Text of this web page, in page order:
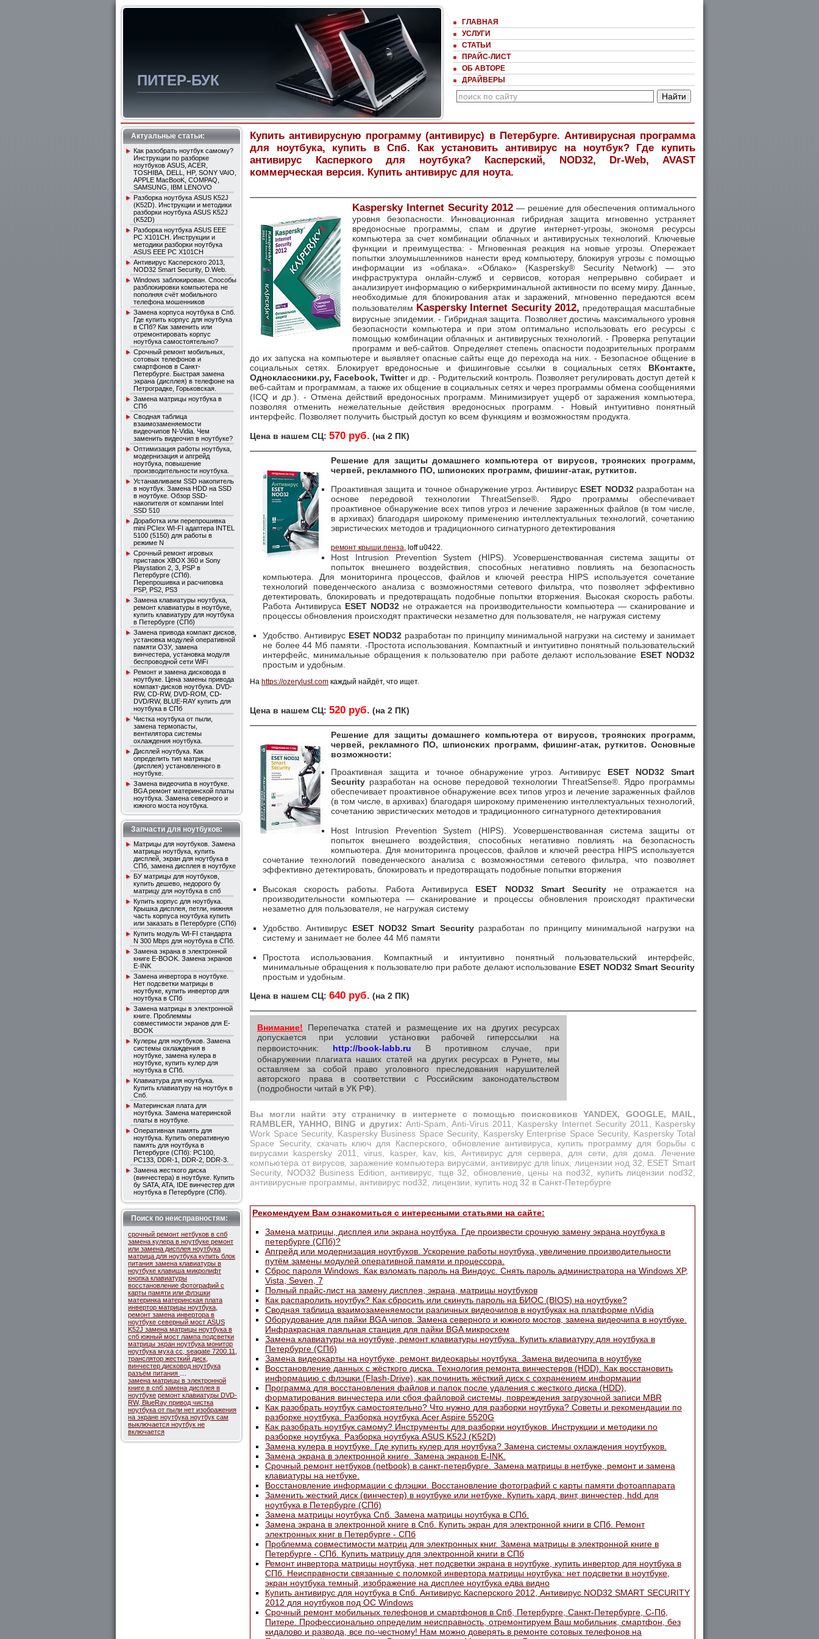
ПИТЕР-БУК
ГЛАВНАЯ
УСЛУГИ
СТАТЬИ
ПРАЙС-ЛИСТ
ОБ АВТОРЕ
ДРАЙВЕРЫ
Актуальные статьи:
Как разобрать ноутбук самому?
Инструкции по разборке
ноутбуков ASUS, ACER,
TOSHIBA, DELL, HP, SONY VAIO,
APPLE MacBooK, COMPAQ,
SAMSUNG, IBM LENOVO
Разборка ноутбука ASUS K52J
(K52D). Инcтрукции и методики
разборки ноутбука ASUS K52J
(K52D)
Разборка ноутбука ASUS EEE
PC X101CH. Инcтрукции и
методики разборки ноутбука
ASUS EEE PC X101CH
Антивирус Касперского 2013,
NOD32 Smart Security, D.Web.
Windows заблокирован. Способы
разблокировки компьютера не
пополняя счёт мобильного
телефона мошенников
Замена корпуса ноутбука в Спб.
Где купить корпус для ноутбука
в СПб? Как заменить или
отремонтировать корпус
ноутбука самостоятельно?
Срочный ремонт мобильных,
сотовых телефонов и
смартфонов в Санкт-
Петербурге. Быстрая замена
экрана (дисплея) в телефоне на
Петроградке, Горьковская.
Замена матрицы ноутбука в
СПб
Сводная таблица
взаимозаменяемости
видеочипов N-Vidia. Чем
заменить видеочип в ноутбуке?
Оптимизация работы ноутбука,
модернизация и апгрейд
ноутбука, повышение
производительности ноутбука.
Устанавливаем SSD накопитель
в ноутбук. Замена HDD на SSD
в ноутбуке. Обзор SSD-
накопителя от компании Intel
SSD 510
Доработка или перепрошивка
mini PCIex WI-FI адаптера INTEL
5100 (5150) для работы в
режиме N
Срочный ремонт игровых
приставок XBOX 360 и Sony
Playstation 2, 3, PSP в
Петербурге (СПб).
Перепрошивка и расчиповка
PSP, PS2, PS3
Замена клавиатуры ноутбука,
ремонт клавиатуры в ноутбуке,
купить клавиатуру для ноутбука
в Петербурге (СПб)
Замена привода компакт дисков,
установка модулей оперативной
памяти ОЗУ, замена
винчестера, установка модуля
беспроводной сети WiFi
Ремонт и замена дисковода в
ноутбуке. Цена замены привода
компакт-дисков ноутбука. DVD-
RW, CD-RW, DVD-ROM, CD-
DVD/RW, BLUE-RAY купить для
ноутбука в СПб
Чистка ноутбука от пыли,
замена термопасты,
вентилятора системы
охлаждения ноутбука.
Дисплей ноутбука. Как
определить тип матрицы
(дисплея) уcтановленного в
ноутбуке.
Замена видеочипа в ноутбуке.
BGA ремонт материнской платы
ноутбука. Замена северного и
южного моста ноутбука.
Запчасти для ноутбуков:
Матрицы для ноутбуков. Замена
матрицы ноутбука, купить
дисплей, экран для ноутбука в
СПб, замена дисплея в ноутбуке
БУ матрицы для ноутбуков,
купить дешево, недорого бу
матрицу для ноутбука в спб
Купить корпус для ноутбука.
Крышка дисплея, петли, нижняя
часть корпуса ноутбука купить
или заказать в Петербурге (СПб)
Купить модуль WI-FI стандарта
N 300 Mbps для ноутбука в СПб.
Замена экрана в электронной
книге E-BOOK. Замена экранов
E-INK
Замена инвертора в ноутбуке.
Нет подсветки матрицы в
ноутбуке, купить инвертор для
ноутбука в СПб
Замена матрицы в электронной
книге. Проблеммы
совместимости экранов для E-
BOOK
Кулеры для ноутбуков. Замена
системы охлаждения в
ноутбуке, замена кулера в
ноутбуке, купить кулер для
ноутбука в СПб.
Клавиатура для ноутбука.
Купить клавиатуру на ноутбук в
Спб.
Материнская плата для
ноутбука. Замена материнской
платы в ноутбуке.
Оперативная память для
ноутбука. Купить оперативную
память для ноутбука в
Петербурге (СПб): PC100,
PC133, DDR-1, DDR-2, DDR-3.
Замена жесткого диска
(винчестера) в ноутбуке. Купить
бу SATA, ATA, IDE винчестер для
ноутбука в Петербурге (СПб).
Поиск по неисправностям:
срочный ремонт нетбуков в спб
замена кулера в ноутбуке ремонт
или замена дисплея ноутбука
матрица для ноутбука купить блок
питания замена клавиатуры в
ноутбуке клавиша микролифт
кнопка клавиатуры
восстановление фотографий с
карты памяти или флэшки
материнка материнская плата
инвертор матрицы ноутбука,
ремонт замена инвертора в
ноутбуке северный мост ASUS
K52J замена матрицы ноутбука в
спб южный мост лампа подсветки
матрицы экран ноутбука монитор
ноутбука муха сс, seagate 7200.11,
транслятор жесткий диск,
винчестер дисковод ноутбука
разъём питания
замена матрицы в электронной
книге в спб замена дисплея в
ноутбуке ремонт клавиатуры DVD-
RW, BlueRay привод чистка
ноутбука от пыли нет изображения
на экране ноутбука ноутбук сам
выключается ноутбук не
включается
Купить антивирусную программу (антивирус) в Петербурге. Антивирусная программа
для ноутбука, купить в Спб. Как установить антивирус на ноутбук? Где купить
антивирус Касперкого для ноутбука? Касперский, NOD32, Dr-Web, AVAST
коммерческая версия. Купить антивирус для ноута.
Kaspersky Internet Security 2012 — решение для обеспечения оптимального
уровня безопасности. Инновационная гибридная защита мгновенно устраняет
вредоносные программы, спам и другие интернет-угрозы, экономя ресурсы
компьютера за счет комбинации облачных и антивирусных технологий. Ключевые
функции и преимущества: - Мгновенная реакция на новые угрозы. Опережает
попытки злоумышленников нанести вред компьютеру, блокируя угрозы с помощью
информации из «облака». «Облако» (Kaspersky® Security Network) — это
инфраструктура онлайн-служб и сервисов, которая непрерывно собирает и
анализирует информацию о киберкриминальной активности по всему миру. Данные,
необходимые для блокирования атак и заражений, мгновенно передаются всем
пользователям Kaspersky Internet Security 2012, предотвращая масштабные
вирусные эпидемии. - Гибридная защита. Позволяет достичь максимального уровня
безопасности компьютера и при этом оптимально использовать его ресурсы с
помощью комбинации облачных и антивирусных технологий. - Проверка репутации
программ и веб-сайтов. Определяет степень опасности подозрительных программ
до их запуска на компьютере и выявляет опасные сайты еще до перехода на них. - Безопасное общение в
социальных сетях. Блокирует вредоносные и фишинговые ссылки в социальных сетях ВКонтакте,
Одноклассники.ру, Facebook, Twitter и др. - Родительский контроль. Позволяет регулировать доступ детей к
веб-сайтам и программам, а также их общение в социальных сетях и через программы обмена сообщениями
(ICQ и др.). - Отмена действий вредоносных программ. Минимизирует ущерб от заражения компьютера,
позволяя отменить нежелательные действия вредоносных программ. - Новый интуитивно понятный
интерфейс. Позволяет получить быстрый доступ ко всем функциям и возможностям продукта.
Цена в нашем СЦ: 570 руб. (на 2 ПК)
Решение для защиты домашнего компьютера от вирусов, троянских программ,
червей, рекламного ПО, шпионских программ, фишинг-атак, руткитов.
Проактивная защита и точное обнаружение угроз. Антивирус ESET NOD32разработан на
основе передовой технологии ThreatSense®. Ядро программы обеспечивает
проактивное обнаружение всех типов угроз и лечение зараженных файлов (в том числе,
в архивах) благодаря широкому применению интеллектуальных технологий, сочетанию
эвристических методов и традиционного сигнатурного детектирования
ремонт крыши пенза, loff u0422.
Host Intrusion Prevention System (HIPS). Усовершенствованная система защиты от
попыток внешнего воздействия, способных негативно повлиять на безопасность
компьютера. Для мониторинга процессов, файлов и ключей реестра HIPS используется сочетание
технологий поведенческого анализа с возможностями сетевого фильтра, что позволяет эффективно
детектировать, блокировать и предотвращать подобные попытки вторжения. Высокая скорость работы.
Работа Антивируса ESET NOD32 не отражается на производительности компьютера — сканирование и
процессы обновления происходят практически незаметно для пользователя, не нагружая систему
Удобство. Антивирус ESET NOD32 разработан по принципу минимальной нагрузки на систему и занимает
не более 44 Мб памяти. -Простота использования. Компактный и интуитивно понятный пользовательский
интерфейс, минимальные обращения к пользователю при работе делают использование ESET NOD32
простым и удобным.
На https://ozerylust.com каждый найдёт, что ищет.
Цена в нашем СЦ: 520 руб. (на 2 ПК)
Решение для защиты домашнего компьютера от вирусов, троянских программ,
червей, рекламного ПО, шпионских программ, фишинг-атак, руткитов. Основные
возможности:
Проактивная защита и точное обнаружение угроз. Антивирус ESET NOD32 Smart
Security разработан на основе передовой технологии ThreatSense®. Ядро программы
обеспечивает проактивное обнаружение всех типов угроз и лечение зараженных файлов
(в том числе, в архивах) благодаря широкому применению интеллектуальных технологий,
сочетанию эвристических методов и традиционного сигнатурного детектирования
Host Intrusion Prevention System (HIPS). Усовершенствованная система защиты от
попыток внешнего воздействия, способных негативно повлиять на безопасность
компьютера. Для мониторинга процессов, файлов и ключей реестра HIPS используется
сочетание технологий поведенческого анализа с возможностями сетевого фильтра, что позволяет
эффективно детектировать, блокировать и предотвращать подобные попытки вторжения
Высокая скорость работы. Работа Антивируса ESET NOD32 Smart Security не отражается на
производительности компьютера — сканирование и процессы обновления происходят практически
незаметно для пользователя, не нагружая систему
Удобство. Антивирус ESET NOD32 Smart Securityразработан по принципу минимальной нагрузки на
систему и занимает не более 44 Мб памяти
Простота использования. Компактный и интуитивно понятный пользовательский интерфейс,
минимальные обращения к пользователю при работе делают использование ESET NOD32 Smart Security
простым и удобным.
Цена в нашем СЦ: 640 руб. (на 2 ПК)
Внимание!
Перепечатка статей и размещение их на других ресурсах
допускается при условии установки рабочей гиперссылки на
первоисточник:
http://book-labb.ru
В противном случае, при
обнаружении плагиата наших статей на других ресурсах в Рунете, мы
оставляем за собой право уголовного преследования нарушителей
авторского права в соответствии с Российским законодательством
(подробности читай в УК РФ).
Вы могли найти эту страничку в интернете с помощью поисковиков YANDEX, GOOGLE, MAIL,
RAMBLER, YAHHO, BING и других: Anti-Spam, Anti-Virus 2011, Kaspersky Internet Security 2011, Kaspersky
Work Space Security, Kaspersky Business Space Security, Kaspersky Enterprise Space Security, Kaspersky Total
Space Security, скачать ключ для Касперского, обновление антивируса, купить программу для борьбы с
вирусами kaspersky 2011, virus, kasper, kav, kis, Антивирус для сервера, для сети, для дома. Лечение
компьютера от вирусов, заражение компьютера вирусами, антивирус для linux, лицензии нод 32, ESET Smart
Security, NOD32 Business Edition, антивирус, тщв 32, обновление, цены на nod32, купить лицензии nod32,
антивирусные программы, антивирус nod32, лицензии, купить нод 32 в Санкт-Петербурге
Рекомендуем Вам ознакомиться с интересными статьями на сайте:
Замена матрицы, дисплея или экрана ноутбука. Где произвести срочную замену экрана ноутбука в
петербурге (СПб)?
Апгрейд или модернизация ноутбуков. Ускорение работы ноутбука, увеличение производительности
путём замены модулей оперативной памяти и процессора.
Сброс пароля Windows. Как взломать пароль на Виндоус. Снять пароль администратора на Windows XP,
Vista, Seven, 7
Полный прайс-лист на замену дисплея, экрана, матрицы ноутбуков
Как распаролить ноутбук? Как сбросить или скинуть пароль на БИОС (BIOS) на ноутбуке?
Сводная таблица взаимозаменяемости различных видеочипов в ноутбуках на платформе nVidia
Оборудование для пайки BGA чипов. Замена северного и южного мостов, замена видеочипа в ноутбуке.
Инфракрасная паяльная станция для пайки BGA микросхем
Замена клавиатуры на ноутбуке, ремонт клавиатуры ноутбука. Купить клавиатуру для ноутбука в
Петербурге (СПб)
Замена видеокарты на ноутбуке, ремонт видеокарьы ноутбука. Замена видеочипа в ноутбуке
Восстановление данных с жёсткого диска. Технология ремонта винчестеров (HDD). Как восстановить
информацию с флэшки (Flash-Drive), как починить жёсткий диск с сохранением информации
Программа для восстановления файлов и папок после удаления с жесткого диска (HDD),
форматирования винчестера или сбоя файловой системы, повреждения загрузочной записи MBR
Как разобрать ноутбук самостоятельно? Что нужно для разборки ноутбука? Советы и рекомендации по
разборке ноутбука. Разборка ноутбука Acer Aspire 5520G
Как разобрать ноутбук самому? Инструменты для разборки ноутбуков. Инструкции и методики по
разборке ноутбука. Разборка ноутбука ASUS K52J (K52D)
Замена кулера в ноутбуке. Где купить кулер для ноутбука? Замена системы охлаждения ноутбуков.
Замена экрана в электронной книге. Замена экранов E-INK.
Срочный ремонт нетбуков (netbook) в санкт-петербурге. Замена матрицы в нетбуке, ремонт и замена
клавиатуры на нетбуке.
Восстановление информации с флэшки. Восстановление фотографий с карты памяти фотоаппарата
Заменить жесткий диск (винчестер) в ноутбуке или нетбуке. Купить хард, винт, винчестер, hdd для
ноутбука в Петербурге (СПб)
Замена матрицы ноутбука Спб. Замена матрицы ноутбука в СПб.
Замена экрана в электронной книге в Спб. Купить экран для электронной книги в СПб. Ремонт
электронных книг в Петербурге - СПб
Проблемма совместимости матриц для электронных книг. Замена матрицы в электронной книге в
Петербурге - СПб. Купить матрицу для электронной книги в СПб
Ремонт инвертора матрицы ноутбука, нет подсветки экрана в ноутбуке, купить инвертор для ноутбука в
СПб. Неисправности связанные с поломкой инвертора матрицы ноутбука: нет подсветки в ноутбуке,
экран ноутбука темный, изображение на дисплее ноутбука едва видно
Купить антивирус для ноутбука в Cпб. Антивирус Касперского 2012, Антивирус NOD32 SMART SECURITY
2012 для ноутбуков под ОС Windows
Срочный ремонт мобильных телефонов и смартфонов в Спб, Петербурге, Санкт-Петербурге, С-Пб,
Питере. Профессионально определим неисправность, отремонтируем Ваш мобильник, смартфон, без
кидалово и развода, все по-честному! Нам можно доверять в ремонте сотовых телефонов на